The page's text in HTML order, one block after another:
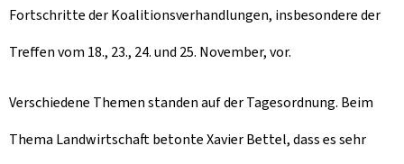
Fortschritte der Koalitionsverhandlungen, insbesondere der
Treffen vom 18., 23., 24. und 25. November, vor.
Verschiedene Themen standen auf der Tagesordnung. Beim
Thema Landwirtschaft betonte Xavier Bettel, dass es sehr